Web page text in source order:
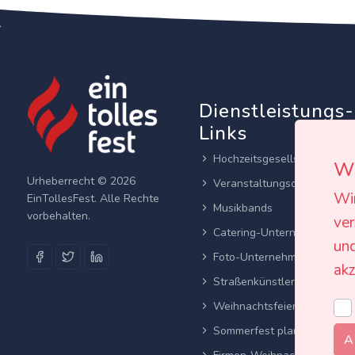
Urheberrecht © 2026
EinTollesFest. Alle Rechte
vorbehalten.
Dienstleistungs-
Links
Hochzeitsgesellschaften
Veranstaltungsortes
Musikbands
Catering-Unternehmen
Foto-Unternehmen
Straßenkünstler
Weihnachtsfeier planen
Sommerfest planen